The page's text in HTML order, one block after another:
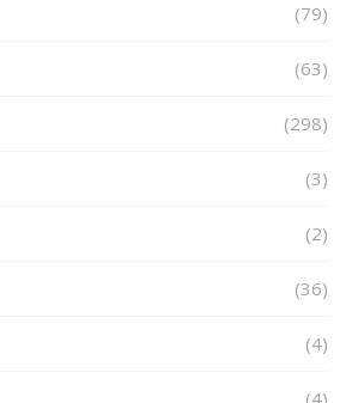
(79)
(63)
(298)
(3)
(2)
(36)
(4)
(4)